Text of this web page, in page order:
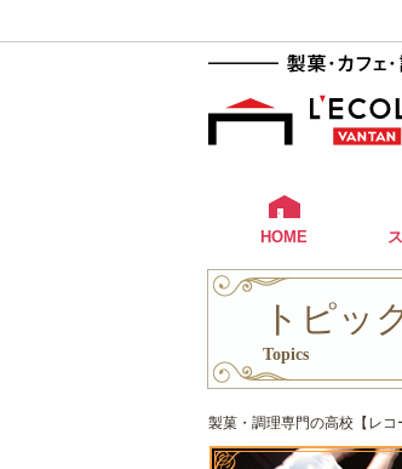
HOME
トピッ
Topics
製菓・調理専門の高校【レコ